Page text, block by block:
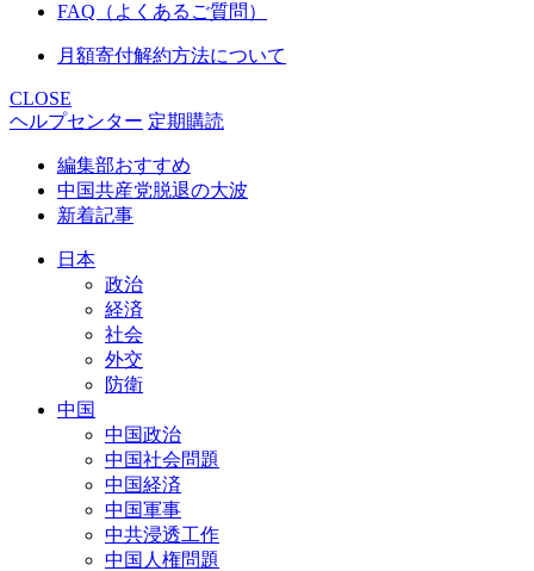
FAQ（よくあるご質問）
月額寄付解約方法について
CLOSE
ヘルプセンター 定期購読
編集部おすすめ
中国共産党脱退の大波
新着記事
日本
政治
経済
社会
外交
防衛
中国
中国政治
中国社会問題
中国経済
中国軍事
中共浸透工作
中国人権問題